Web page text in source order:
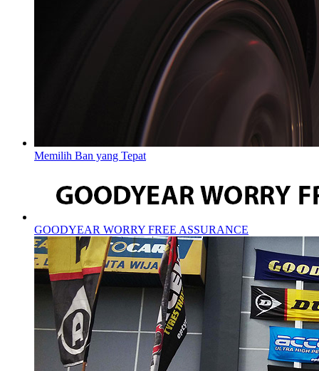
Memilih Ban yang Tepat
GOODYEAR WORRY FREE ASSURANCE